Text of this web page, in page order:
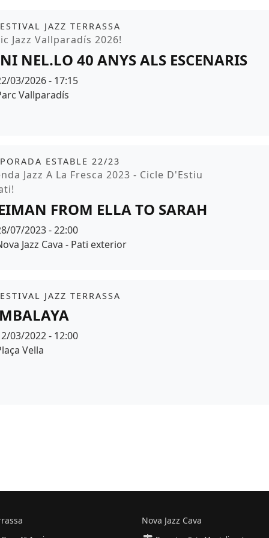
JAZZ TERRASSA
Jazz Vallparadís 2026!
NEL.LO 40 ANYS ALS ESCENARIS
03/2026 - 17:15
Vallparadís
ESTABLE 22/23
Jazz A La Fresca 2023 - Cicle D'Estiu
FROM ELLA TO SARAH
07/2023 - 22:00
Jazz Cava - Pati exterior
JAZZ TERRASSA
03/2022 - 12:00
Vella
Nova Jazz Cava